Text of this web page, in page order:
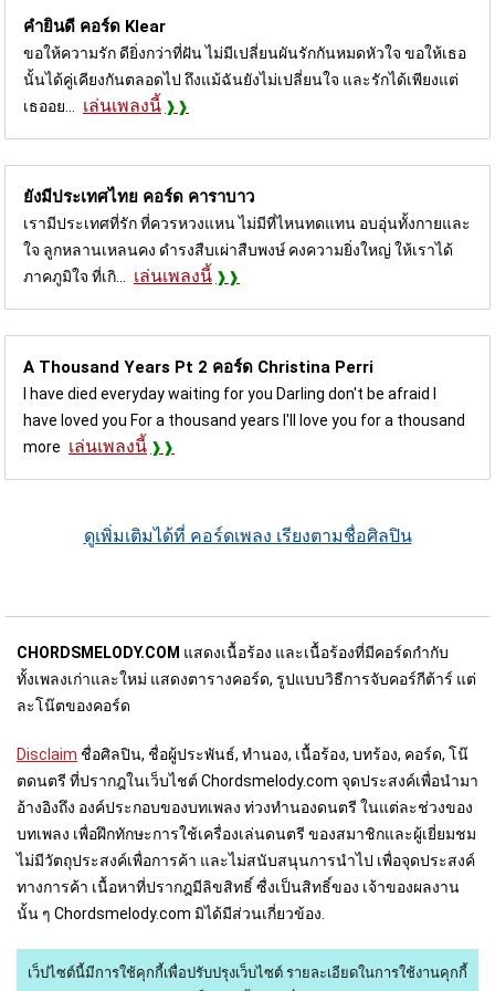
คำยินดี คอร์ด Klear
ขอให้ความรัก ดียิ่งกว่าที่ฝัน ไม่มีเปลี่ยนผันรักกันหมดหัวใจ ขอให้เธอ
นั้นได้คู่เคียงกันตลอดไป ถึงแม้ฉันยังไม่เปลี่ยนใจ และรักได้เพียงแต่
เธออย...
เล่นเพลงนี้
ยังมีประเทศไทย คอร์ด คาราบาว
เรามีประเทศที่รัก ที่ควรหวงแหน ไม่มีที่ไหนทดแทน อบอุ่นทั้งกายและ
ใจ ลูกหลานเหลนคง ดำรงสืบเผ่าสืบพงษ์ คงความยิ่งใหญ่ ให้เราได้
ภาคภูมิใจ ที่เกิ...
เล่นเพลงนี้
A Thousand Years Pt 2 คอร์ด Christina Perri
I have died everyday waiting for you Darling don't be afraid I
have loved you For a thousand years I'll love you for a thousand
more เล่นเพลงนี้
ดูเพิ่มเติมได้ที่ คอร์ดเพลง เรียงตามชื่อศิลปิน
CHORDSMELODY.COM แสดงเนื้อร้อง และเนื้อร้องที่มีคอร์ดกำกับ
ทั้งเพลงเก่าและใหม่ แสดงตารางคอร์ด, รูปแบบวิธีการจับคอร์กีต้าร์ แต่
ละโน๊ตของคอร์ด
Disclaim ชื่อศิลปิน, ชื่อผู้ประพันธ์, ทำนอง, เนื้อร้อง, บทร้อง, คอร์ด, โน๊
ตดนตรี ที่ปรากฎในเว็บไชต์ Chordsmelody.com จุดประสงค์เพื่อนำมา
อ้างอิงถึง องค์ประกอบของบทเพลง ท่วงทำนองดนตรี ในแต่ละช่วงของ
บทเพลง เพื่อฝึกทักษะการใช้เครื่องเล่นดนตรี ของสมาชิกและผู้เยี่ยมชม
ไม่มีวัตถุประสงค์เพื่อการค้า และไม่สนับสนุนการนำไป เพื่อจุดประสงค์
ทางการค้า เนื้อหาที่ปรากฎมีลิขสิทธิ์ ซื่งเป็นสิทธิ์ของ เจ้าของผลงาน
นั้น ๆ Chordsmelody.com มิได้มีส่วนเกี่ยวข้อง.
เว็ปไซต์นี้มีการใช้คุกกี้เพื่อปรับปรุงเว็บไซต์ รายละเอียดในการใช้งานคุกกี้